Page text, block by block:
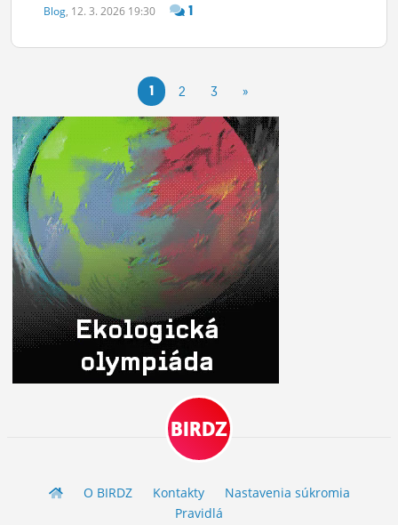
Blog, 12. 3. 2026 19:30 1
1 2 3 »
BIRDZ
O BIRDZ Kontakty
Nastavenia súkromia
Pravidlá